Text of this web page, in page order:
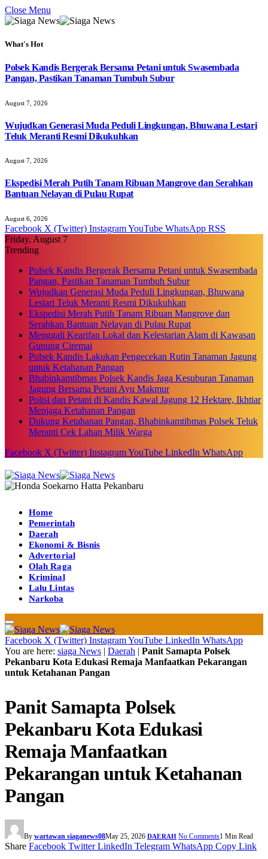
Close Menu
What's Hot
Polsek Kandis Bergerak Bersama Petani untuk Swasembada
Pangan, Pastikan Tanaman Tumbuh Subur
August 7, 2026
Wujudkan Generasi Muda Peduli Lingkungan, Bhuwana Lestari
Teluk Meranti Resmi Dikukuhkan
August 7, 2026
Ekspedisi Merah Putih Tanam Ribuan Mangrove dan Serahkan
Bantuan Nelayan di Pulau Rupat
August 6, 2026
Facebook X (Twitter) InstagramYouTube WhatsApp RSS
Friday, August 7
Trending
Polsek Kandis Bergerak Bersama Petani untuk Swasembada
Pangan, Pastikan Tanaman Tumbuh Subur
Wujudkan Generasi Muda Peduli Lingkungan, Bhuwana
Lestari Teluk Meranti Resmi Dikukuhkan
Ekspedisi Merah Putih Tanam Ribuan Mangrove dan
Serahkan Bantuan Nelayan di Pulau Rupat
Menggali Kearifan Lokal dan Kelestarian Alam di Kawasan
Gunung Ciremai
Polsek Kandis Lakukan Pengecekan Rutin Tanaman Jagung
untuk Ketahanan Pangan
Bhabinkamtibmas Polsek Kandis Jaga Kesuburan Tanaman
Jagung Bersama Petani Ayu Makmur
Polisi dan Petani di Kandis Kawal Jagung 12 Hektare, Ikhtiar
Menjaga Ketahanan Pangan
Dukung Ketahanan Pangan, Bhabinkamtibmas Polsek Teluk
Meranti Cek Lahan Milik Warga
Facebook X (Twitter) InstagramYouTube LinkedIn WhatsApp
Home
Pemerintah
Daerah
Ekonomi & Bisnis
Advertorial
Olah Raga
Kriminal
Lalu Lintas
Narkoba
Facebook X (Twitter) InstagramYouTube LinkedIn WhatsApp
You are here: siaga News | Daerah | Panit Samapta Polsek
Pekanbaru Kota Edukasi Remaja Manfaatkan Pekarangan
untuk Ketahanan Pangan
Panit Samapta Polsek
Pekanbaru Kota Edukasi
Remaja Manfaatkan
Pekarangan untuk Ketahanan
Pangan
By wartawan siaganews08May 25, 2026 DAERAH No Comments1 Min Read
Share Facebook Twitter LinkedIn Telegram WhatsApp Copy Link